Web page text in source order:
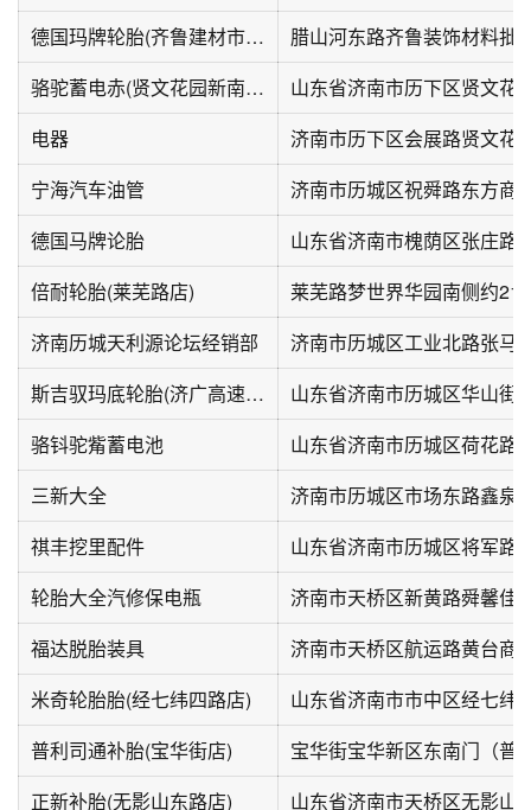
德国玛牌轮胎(齐鲁建材市场店)
腊山河东路齐鲁装饰材料批
骆驼蓄电赤(贤文花园新南区店)
山东省济南市历下区贤文花
电器
济南市历下区会展路贤文花
宁海汽车油管
济南市历城区祝舜路东方商
德国马牌论胎
山东省济南市槐荫区张庄路
倍耐轮胎(莱芜路店)
莱芜路梦世界华园南侧约
济南历城天利源论坛经销部
济南市历城区工业北路张马
斯吉驭玛底轮胎(济广高速店)
山东省济南市历城区华山街
骆钭驼觜蓄电池
山东省济南市历城区荷花路
三新大全
祺丰挖里配件
轮胎大全汽修保电瓶
济南市天桥区新黄路舜馨佳
福达脱胎装具
济南市天桥区航运路黄台商
米奇轮胎胎(经七纬四路店)
山东省济南市市中区经七纬
普利司通补胎(宝华街店)
宝华街宝华新区东南门（普
正新补胎(无影山东路店)
山东省济南市天桥区无影山